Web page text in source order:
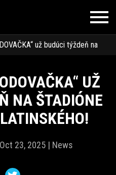
už budúci týždeň na
UŽ
NA ŠTADIÓNE
Oct 23, 2025 | News